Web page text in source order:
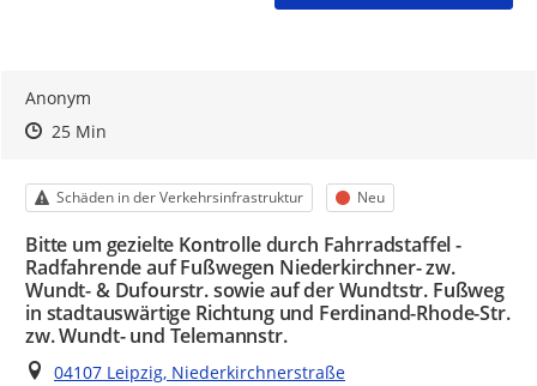
Anonym
Zeitpunkt des Erstellens
Zeitpunkt des Erstellens
25 MinZur Äußerung
Kategorie
Schäden in der Verkehrsinfrastruktur Status
Neu
Bitte um gezielte Kontrolle durch Fahrradstaffel -
Radfahrende auf Fußwegen Niederkirchner- zw.
Wundt- & Dufourstr. sowie auf der Wundtstr. Fußweg
in stadtauswärtige Richtung und Ferdinand-Rhode-Str.
zw. Wundt- und Telemannstr.
Ort
04107 Leipzig, Niederkirchnerstraße